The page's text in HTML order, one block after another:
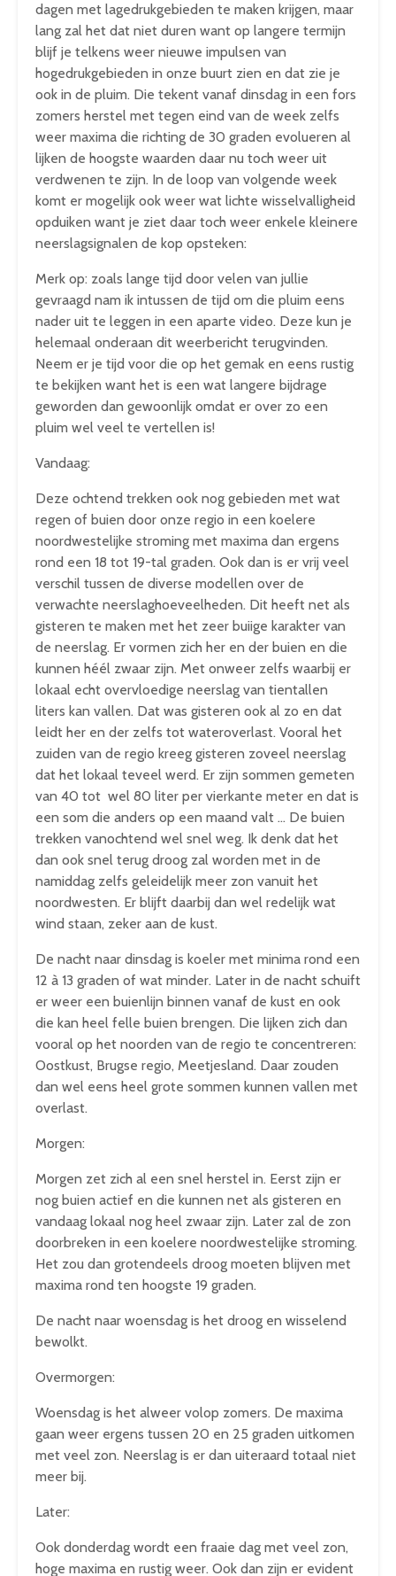
dagen met lagedrukgebieden te maken krijgen, maar
lang zal het dat niet duren want op langere termijn
blijf je telkens weer nieuwe impulsen van
hogedrukgebieden in onze buurt zien en dat zie je
ook in de pluim. Die tekent vanaf dinsdag in een fors
zomers herstel met tegen eind van de week zelfs
weer maxima die richting de 30 graden evolueren al
lijken de hoogste waarden daar nu toch weer uit
verdwenen te zijn. In de loop van volgende week
komt er mogelijk ook weer wat lichte wisselvalligheid
opduiken want je ziet daar toch weer enkele kleinere
neerslagsignalen de kop opsteken:
Merk op: zoals lange tijd door velen van jullie
gevraagd nam ik intussen de tijd om die pluim eens
nader uit te leggen in een aparte video. Deze kun je
helemaal onderaan dit weerbericht terugvinden.
Neem er je tijd voor die op het gemak en eens rustig
te bekijken want het is een wat langere bijdrage
geworden dan gewoonlijk omdat er over zo een
pluim wel veel te vertellen is!
Vandaag:
Deze ochtend trekken ook nog gebieden met wat
regen of buien door onze regio in een koelere
noordwestelijke stroming met maxima dan ergens
rond een 18 tot 19-tal graden. Ook dan is er vrij veel
verschil tussen de diverse modellen over de
verwachte neerslaghoeveelheden. Dit heeft net als
gisteren te maken met het zeer buiige karakter van
de neerslag. Er vormen zich her en der buien en die
kunnen héél zwaar zijn. Met onweer zelfs waarbij er
lokaal echt overvloedige neerslag van tientallen
liters kan vallen. Dat was gisteren ook al zo en dat
leidt her en der zelfs tot wateroverlast. Vooral het
zuiden van de regio kreeg gisteren zoveel neerslag
dat het lokaal teveel werd. Er zijn sommen gemeten
van 40 tot wel 80 liter per vierkante meter en dat is
een som die anders op een maand valt … De buien
trekken vanochtend wel snel weg. Ik denk dat het
dan ook snel terug droog zal worden met in de
namiddag zelfs geleidelijk meer zon vanuit het
noordwesten. Er blijft daarbij dan wel redelijk wat
wind staan, zeker aan de kust.
De nacht naar dinsdag is koeler met minima rond een
12 à 13 graden of wat minder. Later in de nacht schuift
er weer een buienlijn binnen vanaf de kust en ook
die kan heel felle buien brengen. Die lijken zich dan
vooral op het noorden van de regio te concentreren:
Oostkust, Brugse regio, Meetjesland. Daar zouden
dan wel eens heel grote sommen kunnen vallen met
overlast.
Morgen:
Morgen zet zich al een snel herstel in. Eerst zijn er
nog buien actief en die kunnen net als gisteren en
vandaag lokaal nog heel zwaar zijn. Later zal de zon
doorbreken in een koelere noordwestelijke stroming.
Het zou dan grotendeels droog moeten blijven met
maxima rond ten hoogste 19 graden.
De nacht naar woensdag is het droog en wisselend
bewolkt.
Overmorgen:
Woensdag is het alweer volop zomers. De maxima
gaan weer ergens tussen 20 en 25 graden uitkomen
met veel zon. Neerslag is er dan uiteraard totaal niet
meer bij.
Later:
Ook donderdag wordt een fraaie dag met veel zon,
hoge maxima en rustig weer. Ook dan zijn er evident